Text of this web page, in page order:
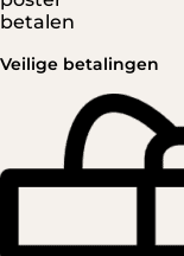
Veilige betalingen